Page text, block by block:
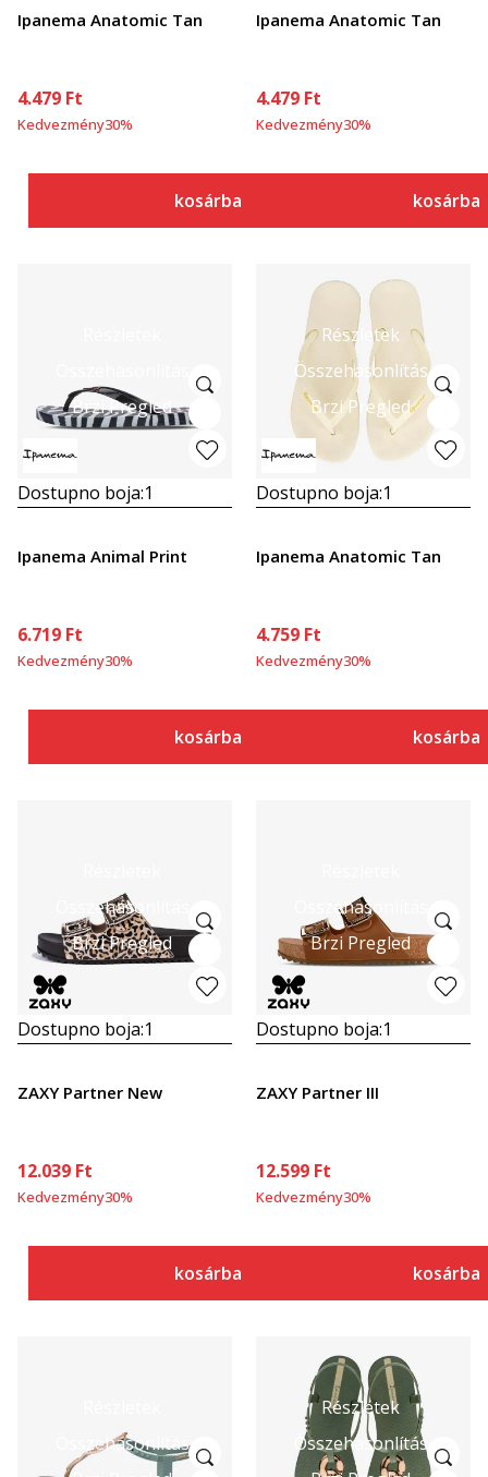
Ipanema Anatomic Tan
4.479 Ft
Kedvezmény30%
kosárba
Ipanema Anatomic Tan
4.479 Ft
Kedvezmény30%
kosárba
Brzi Pregled
Dostupno boja:1
Ipanema Animal Print
6.719 Ft
Kedvezmény30%
kosárba
Részletek
Összehasonlítás
Brzi Pregled
Dostupno boja:1
Ipanema Anatomic Tan
4.759 Ft
Kedvezmény30%
kosárba
Összehasonlítás
Brzi Pregled
Dostupno boja:1
ZAXY Partner New
12.039 Ft
Kedvezmény30%
kosárba
Összehasonlítás
Brzi Pregled
Dostupno boja:1
ZAXY Partner III
12.599 Ft
Kedvezmény30%
kosárba
Összehasonlítás
Részletek
Összehasonlítás